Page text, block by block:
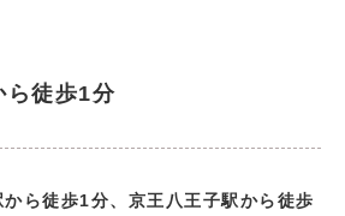
ら徒歩1分
ら徒歩1分、京王八王子駅から徒歩